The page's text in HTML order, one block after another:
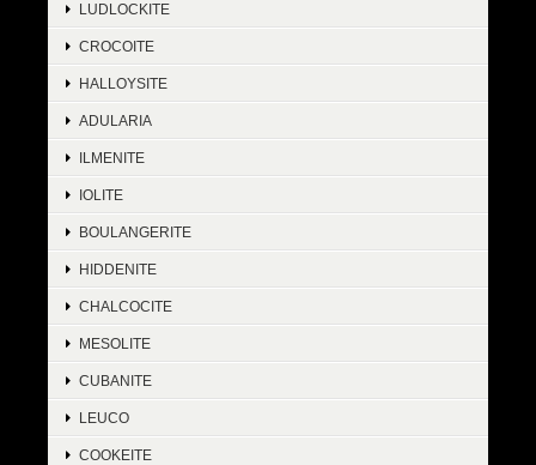
LUDLOCKITE
CROCOITE
HALLOYSITE
ADULARIA
ILMENITE
IOLITE
BOULANGERITE
HIDDENITE
CHALCOCITE
MESOLITE
CUBANITE
LEUCO
COOKEITE